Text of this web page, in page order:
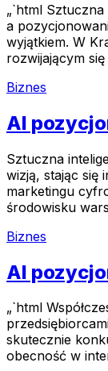
„`html
a
wyjątkiem. W
rozwijającym się
Biznes
AI
Sztuczna
wizją, stając się
marketingu
środowisku
Biznes
AI
„`html
skutecznie
obecność w